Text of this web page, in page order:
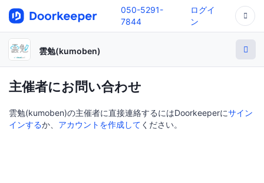
050-5291-
7844
ログイ
ン
雲勉(kumoben)
主催者にお問い合わせ
雲勉(kumoben)の主催者に直接連絡するにはDoorkeeperにサイン
インするか、 アカウントを作成して ください。